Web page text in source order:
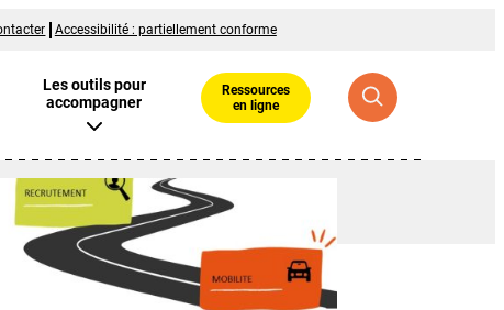
Accessibilité : partiellement conforme
Les outils pour
accompagner
Ressources
en ligne